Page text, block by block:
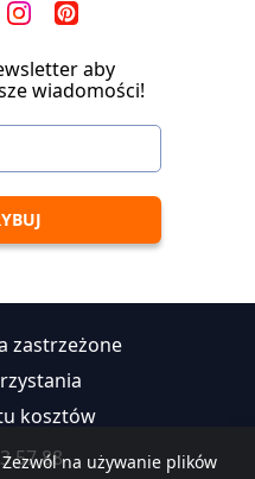
na używanie plików
aby
wiadomości!
zastrzeżone
kosztów
57 88